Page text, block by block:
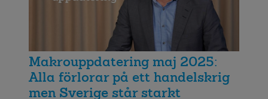
Makrouppdatering maj 2025:
Alla förlorar på ett handelskrig
men Sverige står starkt